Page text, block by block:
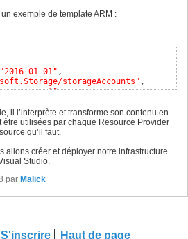
exemple de template ARM :
"2016-01-01" ,
storageAccounts" ,
,
{
il l’interprète et transforme son contenu en
utilisées par chaque Resource Provider
qu’il faut.
allons créer et déployer notre infrastructure
Studio.
par Malick
S'inscrire Haut de page